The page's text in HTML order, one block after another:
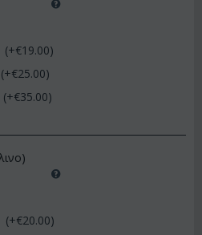
(+€19.00)
25.00)
(+€35.00)
(+€20.00)